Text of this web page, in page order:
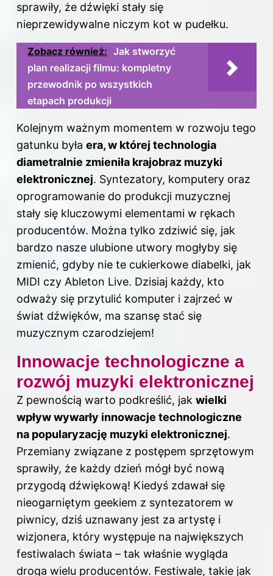
sprawiły, że dźwięki stały się
nieprzewidywalne niczym kot w pudełku.
Zobacz również: Jak stworzyć
plan realizacji filmu: kompletny
przewodnik po wszystkich
etapach produkcji
Kolejnym ważnym momentem w rozwoju tego
gatunku była era, w której technologia
diametralnie zmieniła krajobraz muzyki
elektronicznej. Syntezatory, komputery oraz
oprogramowanie do produkcji muzycznej
stały się kluczowymi elementami w rękach
producentów. Można tylko zdziwić się, jak
bardzo nasze ulubione utwory mogłyby się
zmienić, gdyby nie te cukierkowe diabelki, jak
MIDI czy Ableton Live. Dzisiaj każdy, kto
odważy się przytulić komputer i zajrzeć w
świat dźwięków, ma szansę stać się
muzycznym czarodziejem!
Innowacje technologiczne a
rozwój muzyki elektronicznej
Z pewnością warto podkreślić, jak wielki
wpływ wywarły innowacje technologiczne
na popularyzację muzyki elektronicznej.
Przemiany związane z postępem sprzętowym
sprawiły, że każdy dzień mógł być nową
przygodą dźwiękową! Kiedyś zdawał się
nieogarniętym geekiem z syntezatorem w
piwnicy, dziś uznawany jest za artystę i
wizjonera, który występuje na największych
festiwalach świata – tak właśnie wygląda
droga wielu producentów. Festiwale, takie jak